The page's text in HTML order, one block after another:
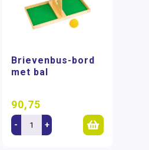
Brievenbus-bord
met bal
90,75
- +